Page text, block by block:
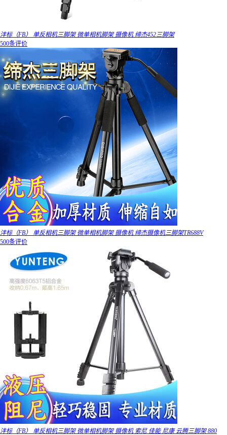
沣标（FB） 单反相机三脚架 微单相机脚架 摄像机 缔杰452三脚架
500条评价
沣标（FB） 单反相机三脚架 微单相机脚架 摄像机 缔杰摄像机三脚架TR688V
500条评价
沣标（FB） 单反相机三脚架 微单相机脚架 摄像机 索尼 佳能 尼康 云腾三脚架 880